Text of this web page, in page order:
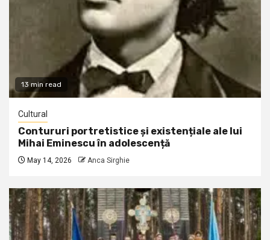
13 min read
Cultural
Contururi portretistice și existențiale ale lui
Mihai Eminescu în adolescență
May 14, 2026 Anca Sirghie